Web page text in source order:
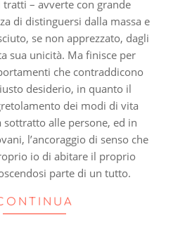
– avverte con grande
di distinguersi dalla massa e
se non apprezzato, dagli
sua unicità. Ma finisce per
che contraddicono
desiderio, in quanto il
dei modi di vita
alle persone, ed in
l’ancoraggio di senso che
io di abitare il proprio
parte di un tutto.